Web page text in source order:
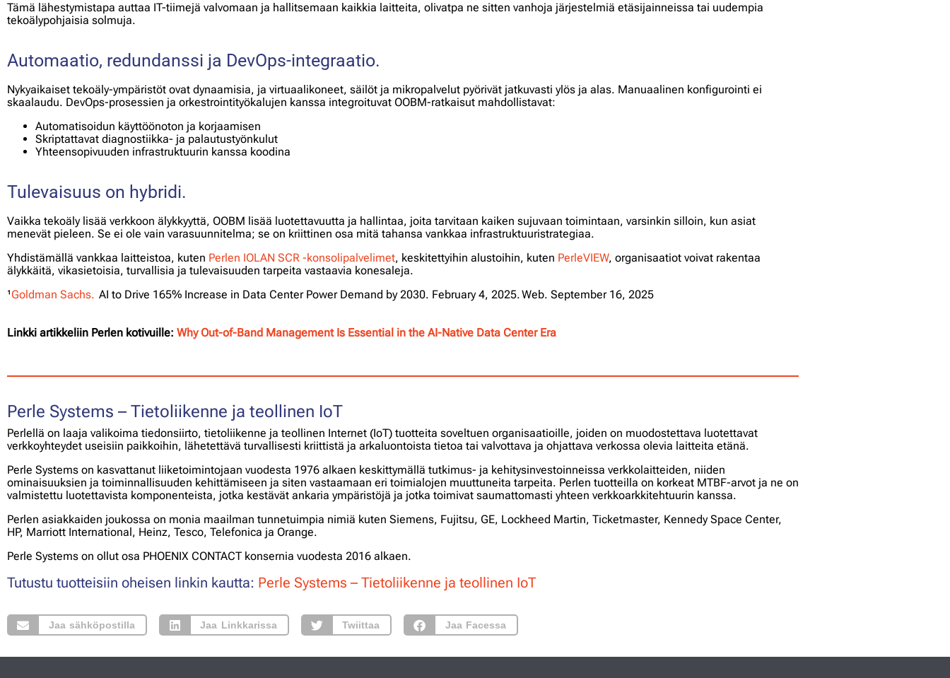
Tämä lähestymistapa auttaa IT-tiimejä valvomaan ja hallitsemaan kaikkia laitteita, olivatpa ne sitten vanhoja järjestelmiä etäsijainneissa tai uudempia
tekoälypohjaisia ​​solmuja.
Automaatio, redundanssi ja DevOps-integraatio.
Nykyaikaiset tekoäly-ympäristöt ovat dynaamisia, ja virtuaalikoneet, säilöt ja mikropalvelut pyörivät jatkuvasti ylös ja alas. Manuaalinen konfigurointi ei
skaalaudu. DevOps-prosessien ja orkestrointityökalujen kanssa integroituvat OOBM-ratkaisut mahdollistavat:
Automatisoidun käyttöönoton ja korjaamisen
Skriptattavat diagnostiikka- ja palautustyönkulut
Yhteensopivuuden infrastruktuurin kanssa koodina
Tulevaisuus on hybridi.
Vaikka tekoäly lisää verkkoon älykkyyttä, OOBM lisää luotettavuutta ja hallintaa, joita tarvitaan kaiken sujuvaan toimintaan, varsinkin silloin, kun asiat
menevät pieleen. Se ei ole vain varasuunnitelma; se on kriittinen osa mitä tahansa vankkaa infrastruktuuristrategiaa.
Yhdistämällä vankkaa laitteistoa, kuten Perlen IOLAN SCR -konsolipalvelimet, keskitettyihin alustoihin, kuten PerleVIEW, organisaatiot voivat rakentaa
älykkäitä, vikasietoisia, turvallisia ja tulevaisuuden tarpeita vastaavia konesaleja.
¹Goldman Sachs. AI to Drive 165% Increase in Data Center Power Demand by 2030. February 4, 2025. Web. September 16, 2025
Linkki artikkeliin Perlen kotivuille: Why Out-of-Band Management Is Essential in the AI-Native Data Center Era
Perle Systems – Tietoliikenne ja teollinen IoT
Perlellä on laaja valikoima tiedonsiirto, tietoliikenne ja teollinen Internet (IoT) tuotteita soveltuen organisaatioille, joiden on muodostettava luotettavat
verkkoyhteydet useisiin paikkoihin, lähetettävä turvallisesti kriittistä ja arkaluontoista tietoa tai valvottava ja ohjattava verkossa olevia laitteita etänä.
Perle Systems on kasvattanut liiketoimintojaan vuodesta 1976 alkaen keskittymällä tutkimus- ja kehitysinvestoinneissa verkkolaitteiden, niiden
ominaisuuksien ja toiminnallisuuden kehittämiseen ja siten vastaamaan eri toimialojen muuttuneita tarpeita. Perlen tuotteilla on korkeat MTBF-arvot ja ne on
valmistettu luotettavista komponenteista, jotka kestävät ankaria ympäristöjä ja jotka toimivat saumattomasti yhteen verkkoarkkitehtuurin kanssa.
Perlen asiakkaiden joukossa on monia maailman tunnetuimpia nimiä kuten Siemens, Fujitsu, GE, Lockheed Martin, Ticketmaster, Kennedy Space Center,
HP, Marriott International, Heinz, Tesco, Telefonica ja Orange.
Perle Systems on ollut osa PHOENIX CONTACT konsernia vuodesta 2016 alkaen.
Tutustu tuotteisiin oheisen linkin kautta: Perle Systems – Tietoliikenne ja teollinen IoT
Jaa sähköpostilla Jaa Linkkarissa Twiittaa Jaa Facessa